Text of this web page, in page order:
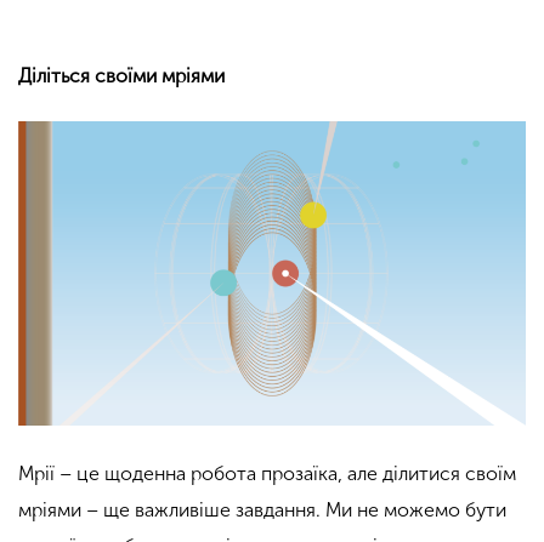
Діліться своїми мріями
Мрії – це щоденна робота прозаїка, але ділитися своїм
мріями – ще важливіше завдання. Ми не можемо бути